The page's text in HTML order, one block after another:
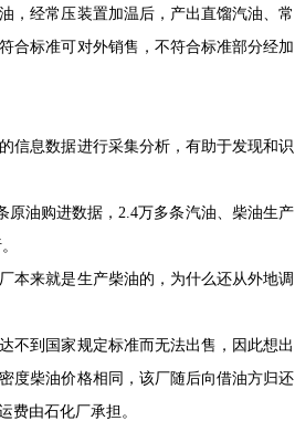
经常压装置加温后，产出直馏汽油、常
合标准可对外销售，不符合标准部分经加
息数据进行采集分析，有助于发现和识
油购进数据，2.4万多条汽油、柴油生产
来就是生产柴油的，为什么还从外地调
到国家规定标准而无法出售，因此想出
度柴油价格相同，该厂随后向借油方归还
费由石化厂承担。